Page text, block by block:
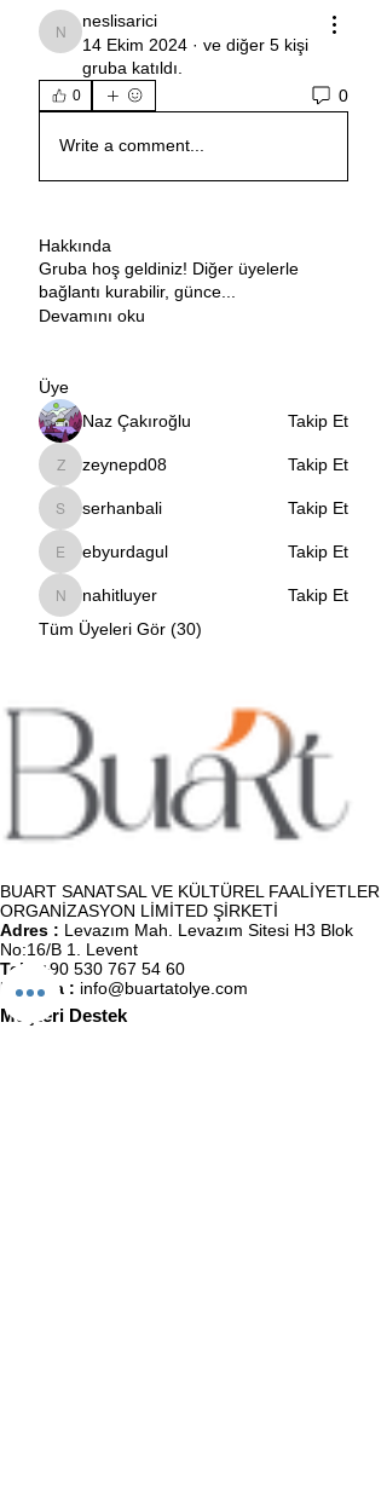
neslisarici
neslisarici
14 Ekim 2024 · ve diğer 5 kişi
gruba katıldı.
0 0
Write a comment...
Hakkında
Gruba hoş geldiniz! Diğer üyelerle
bağlantı kurabilir, günce
Devamını oku
Üye
Naz Çakıroğlu
Takip Et
zeynepd08
zeynepd08 Takip Et
serhanbali
serhanbali Takip Et
ebyurdagul
ebyurdagul Takip Et
nahitluyer
nahitluyer
Takip Et
Tüm Üyeleri Gör (30)
BUART SANATSAL VE KÜLTÜREL FAALİYETLER
ORGANİZASYON LİMİTED ŞİRKETİ
Adres : Levazım Mah. Levazım Sitesi H3 Blok
No:16/B 1. Levent
Tel :
+90 530 767 54 60
E-Posta : info@buartatolye.com
Müşteri Destek